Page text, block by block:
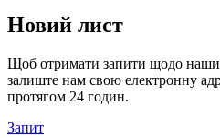
Новий лист
Щоб отримати запити щодо
залиште нам свою електронну
протягом 24 годин.
Запит